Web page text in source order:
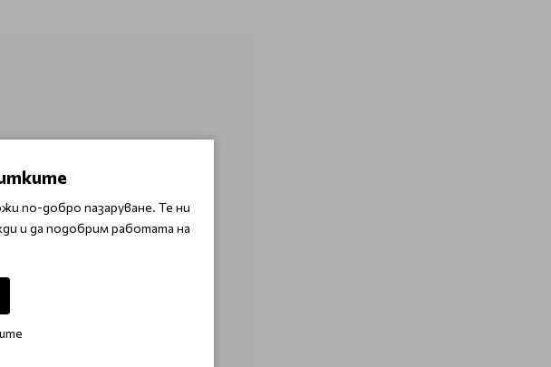
минути.
по-добро пазаруване. Те ни
и да подобрим работата на